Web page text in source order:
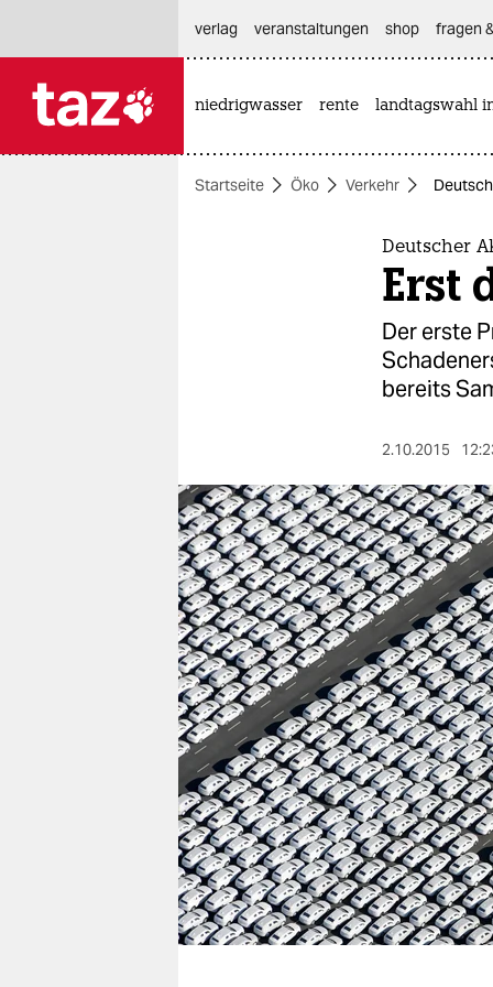
themen
berlin
nord
wahrheit
verlag
verlag
veranstaltungen
shop
fragen & hilfe
unterstützen
abo
genossenschaft
verlag
veranstaltungen shop fragen
niedrigwasser rente landtagswahl
Startseite Öko Verkehr
Deutscher
Erst
Der erste
bereits
2.10.2015